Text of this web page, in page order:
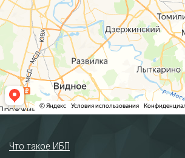
Что такое ИБП